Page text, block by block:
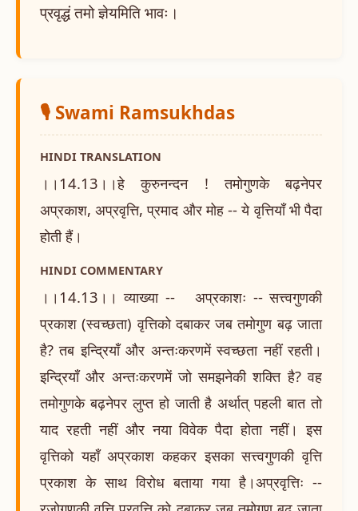
प्रवृद्धं तमो ज्ञेयमिति भावः।
🎙️ Swami Ramsukhdas
HINDI TRANSLATION
।।14.13।।हे कुरुनन्दन ! तमोगुणके बढ़नेपर
अप्रकाश, अप्रवृत्ति, प्रमाद और मोह -- ये वृत्तियाँ भी पैदा
होती हैं।
HINDI COMMENTARY
।।14.13।। व्याख्या -- अप्रकाशः -- सत्त्वगुणकी
प्रकाश (स्वच्छता) वृत्तिको दबाकर जब तमोगुण बढ़ जाता
है? तब इन्द्रियाँ और अन्तःकरणमें स्वच्छता नहीं रहती।
इन्द्रियाँ और अन्तःकरणमें जो समझनेकी शक्ति है? वह
तमोगुणके बढ़नेपर लुप्त हो जाती है अर्थात् पहली बात तो
याद रहती नहीं और नया विवेक पैदा होता नहीं। इस
वृत्तिको यहाँ अप्रकाश कहकर इसका सत्त्वगुणकी वृत्ति
प्रकाश के साथ विरोध बताया गया है।अप्रवृत्तिः --